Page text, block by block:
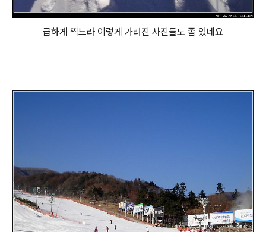
급하게 찍느라 이렇게 가려진 사진들도 좀 있네요